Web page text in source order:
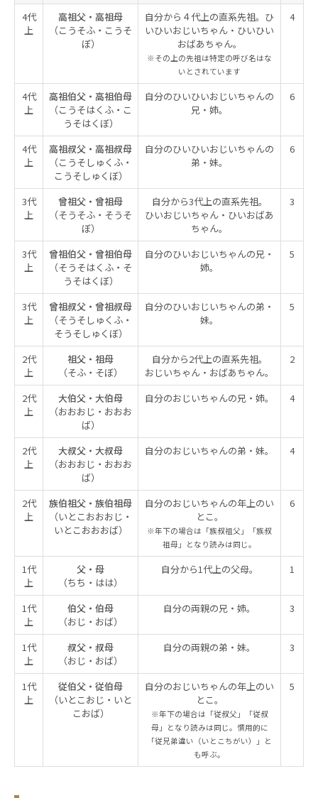
4代
上
高祖父・高祖母
（こうそふ・こうそ
ぼ）
自分から４代上の直系先祖。ひ
いひいおじいちゃん・ひいひい
おばあちゃん。
※その上の先祖は特定の呼び名はな
いとされています
4
4代
上
高祖伯父・高祖伯母
（こうそはくふ・こ
うそはくぼ）
自分のひいひいおじいちゃんの
兄・姉。
6
4代
上
高祖叔父・高祖叔母
（こうそしゅくふ・
こうそしゅくぼ）
自分のひいひいおじいちゃんの
弟・妹。
6
3代
上
曾祖父・曾祖母
（そうそふ・そうそ
ぼ）
自分から3代上の直系先祖。
ひいおじいちゃん・ひいおばあ
ちゃん。
3
3代
上
曾祖伯父・曾祖伯母
（そうそはくふ・そ
うそはくぼ）
自分のひいおじいちゃんの兄・
姉。
5
3代
上
曾祖叔父・曾祖叔母
（そうそしゅくふ・
そうそしゅくぼ）
自分のひいおじいちゃんの弟・
妹。
5
2代
上
祖父・祖母
（そふ・そぼ）
自分から2代上の直系先祖。
おじいちゃん・おばあちゃん。
2
2代
上
大伯父・大伯母
（おおおじ・おおお
ば）
自分のおじいちゃんの兄・姉。 4
2代
上
大叔父・大叔母
（おおおじ・おおお
ば）
自分のおじいちゃんの弟・妹。 4
2代
上
族伯祖父・族伯祖母
（いとこおおおじ・
いとこおおおば）
自分のおじいちゃんの年上のい
とこ。
※年下の場合は「族叔祖父」「族叔
祖母」となり読みは同じ。
6
1代
上
父・母
（ちち・はは）
自分から1代上の父母。 1
1代
上
伯父・伯母
（おじ・おば）
自分の両親の兄・姉。 3
1代
上
叔父・叔母
（おじ・おば）
自分の両親の弟・妹。 3
1代
上
従伯父・従伯母
（いとこおじ・いと
こおば）
自分のおじいちゃんの年上のい
とこ。
※年下の場合は「従叔父」「従叔
母」となり読みは同じ。慣用的に
「従兄弟違い（いとこちがい）」と
も呼ぶ。
5